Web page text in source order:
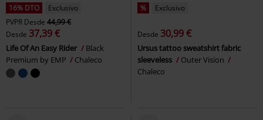
16% DTO
Exclusivo
PVPR Desde 44,99 €
Desde 37,39 €
Life Of An Easy Rider
Black
Premium by EMP
Chaleco
% Exclusivo
Desde 30,99 €
Ursus tattoo sweatshirt fabric
sleeveless
Outer Vision
Chaleco